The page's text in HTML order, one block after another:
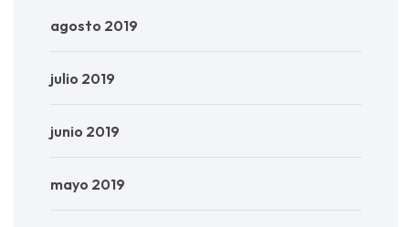
agosto 2019
julio 2019
junio 2019
mayo 2019